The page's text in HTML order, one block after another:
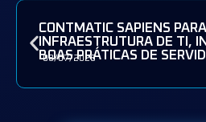
CONTMATIC SAPIENS
INFRAESTRUTURA DE TI,
BOAS PRÁTICAS DE
08/07/2026